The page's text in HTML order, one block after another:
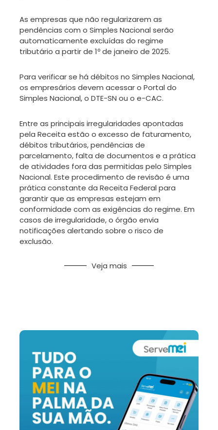
As empresas que não regularizarem as
pendências com o Simples Nacional serão
automaticamente excluídas do regime
tributário a partir de 1º de janeiro de 2025.
Para verificar se há débitos no Simples Nacional,
os empresários devem acessar o Portal do
Simples Nacional, o DTE-SN ou o e-CAC.
Entre as principais irregularidades apontadas
pela Receita estão o excesso de faturamento,
débitos tributários, pendências de
parcelamento, falta de documentos e a prática
de atividades fora das permitidas pelo Simples
Nacional. Este procedimento de revisão é uma
prática constante da Receita Federal para
garantir que as empresas estejam em
conformidade com as exigências do regime. Em
casos de irregularidade, o órgão envia
notificações alertando sobre o risco de
exclusão.
Veja mais